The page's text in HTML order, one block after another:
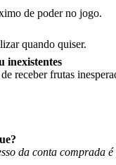
de poder no jogo.
quando quiser.
inexistentes
receber frutas
da conta comprada